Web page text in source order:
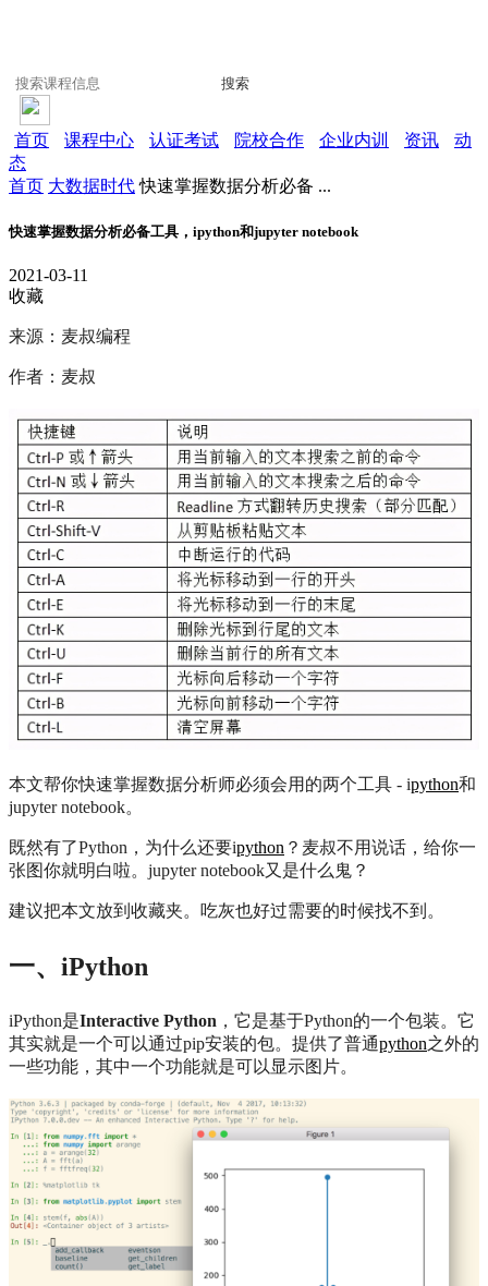
搜索
首页 课程中心 认证考试 院校合作 企业内训 资讯
动
态
首页 大数据时代 快速掌握数据分析必备 ...
快速掌握数据分析必备工具，ipython和jupyter notebook
2021-03-11
收藏
来源：麦叔编程
作者：麦叔
本文帮你快速掌握数据分析师必须会用的两个工具 - ipython和
jupyter notebook。
既然有了Python，为什么还要ipython ？麦叔不用说话，给你一
张图你就明白啦。jupyter notebook又是什么鬼？
建议把本文放到收藏夹。吃灰也好过需要的时候找不到。
一、iPython
iPython是Interactive Python ，它是基于Python的一个包装。它
其实就是一个可以通过pip安装的包。提供了普通python之外的
一些功能，其中一个功能就是可以显示图片。